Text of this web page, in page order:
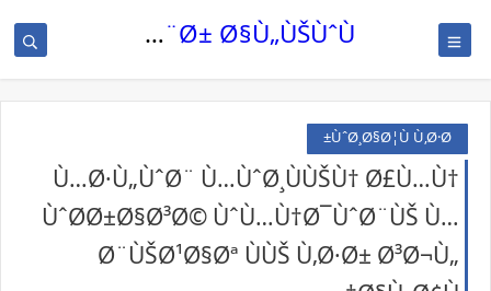
Ù„Ø®Ø¨Ø± Ø§Ù„ÙŠÙˆÙ…
ÙˆØ¸Ø§Ø¦Ù Ù‚Ø·Ø±
Ù…Ø·Ù„ÙˆØ¨ Ù…ÙˆØ¸ÙÙŠÙ† Ø£Ù…Ù†
ÙˆØ­Ø±Ø§Ø³Ø© ÙˆÙ…Ù†Ø¯ÙˆØ¨ÙŠ Ù…
Ø¨ÙŠØ¹Ø§Øª ÙÙŠ Ù‚Ø·Ø± Ø³Ø¬Ù„